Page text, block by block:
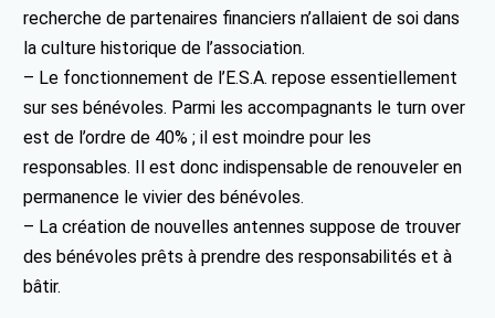
recherche de partenaires financiers n’allaient de soi dans
la culture historique de l’association.
– Le fonctionnement de l’E.S.A. repose essentiellement
sur ses bénévoles. Parmi les accompagnants le turn over
est de l’ordre de 40% ; il est moindre pour les
responsables. Il est donc indispensable de renouveler en
permanence le vivier des bénévoles.
– La création de nouvelles antennes suppose de trouver
des bénévoles prêts à prendre des responsabilités et à
bâtir.